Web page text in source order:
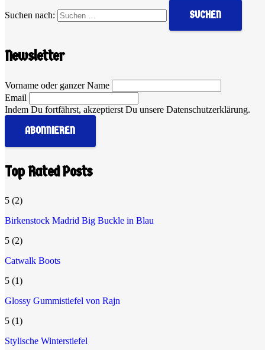
Suchen nach:
Newsletter
Vorname oder ganzer Name
Email
Indem Du fortfährst, akzeptierst Du unsere Datenschutzerklärung.
Top Rated Posts
5 (2)
Birkenstock Madrid Big Buckle in Blau
5 (2)
Catwalk Boots
5 (1)
Glossy Gummistiefel von Rajn
5 (1)
Stylische Winterstiefel